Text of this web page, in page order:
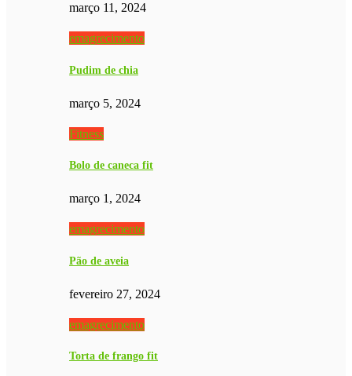
março 11, 2024
emagrecimento
Pudim de chia
março 5, 2024
Fitness
Bolo de caneca fit
março 1, 2024
emagrecimento
Pão de aveia
fevereiro 27, 2024
emagrecimento
Torta de frango fit